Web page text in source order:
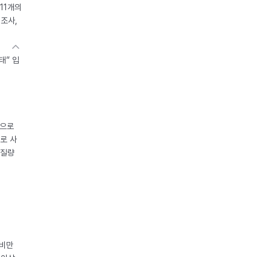
개의
사,
” 입
로
사
량
만